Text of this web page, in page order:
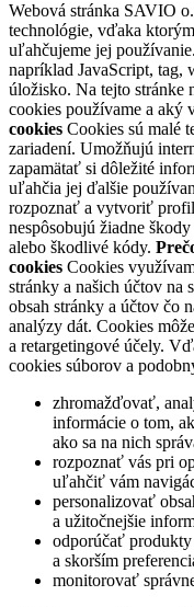
Webová stránka SAVIO
technológie, vďaka
uľahčujeme jej
napríklad JavaScript,
úložisko. Na tejto stránke
cookies používame a aký
cookies Cookies sú malé
zariadení. Umožňujú
zapamätať si dôležité
uľahčia jej ďalšie
rozpoznať a vytvoriť
nespôsobujú žiadne
alebo škodlivé kódy.
cookies Cookies
stránky a našich účtov
obsah stránky a účtov čo
analýzy dát. Cookies
a retargetingové účely.
cookies súborov a
zhromažďovať,
informácie o tom,
ako sa na nich
rozpoznať vás pri
uľahčiť vám
personalizovať
a užitočnejšie
odporúčať produkty
a skorším
monitorovať